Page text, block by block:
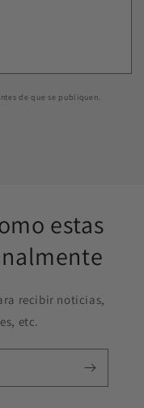
de que se publiquen.
estas
recibir noticias,
etc.